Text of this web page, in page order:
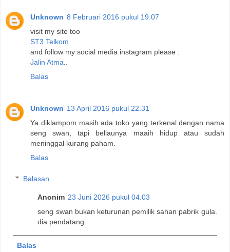
Unknown 8 Februari 2016 pukul 19.07
visit my site too
ST3 Telkom
and follow my social media instagram please :
Jalin Atma
Balas
Unknown 13 April 2016 pukul 22.31
Ya diklampom masih ada toko yang terkenal dengan nama
seng swan, tapi beliaunya maaih hidup atau sudah
meninggal kurang paham.
Balas
Balasan
Anonim 23 Juni 2026 pukul 04.03
seng swan bukan keturunan pemilik sahan pabrik gula.
dia pendatang.
Balas